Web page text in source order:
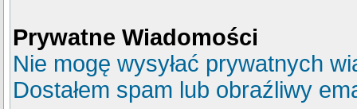
Prywatne Wiadomości
Nie mogę wysyłać prywatnych
Dostałem spam lub obraźliwy